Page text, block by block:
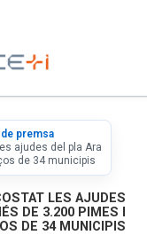
premsa
ajudes del pla Ara
de 34 municipis
LES AJUDES
DE 3.200 PIMES I
DE 34 MUNICIPIS